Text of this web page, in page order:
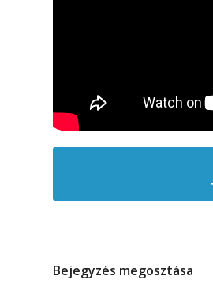
Bejegyzés megosztása